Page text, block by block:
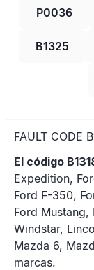
P0036
B1325
FAULT CODE
El código
Expedition,
Ford F-350,
Ford Mustang,
Windstar,
Mazda 6,
marcas.